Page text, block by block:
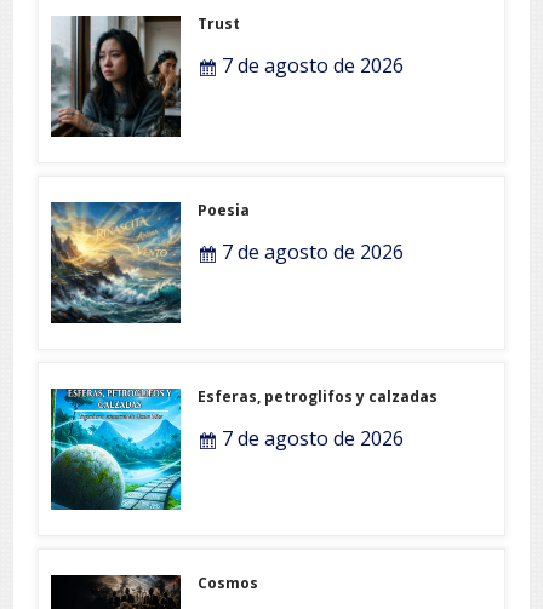
Trust
7 de agosto de 2026
Poesia
7 de agosto de 2026
Esferas, petroglifos y calzadas
7 de agosto de 2026
Cosmos